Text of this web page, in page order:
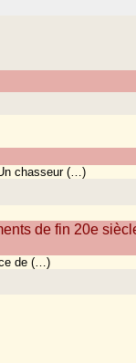
chasseur (…)
de fin 20e
de (…)